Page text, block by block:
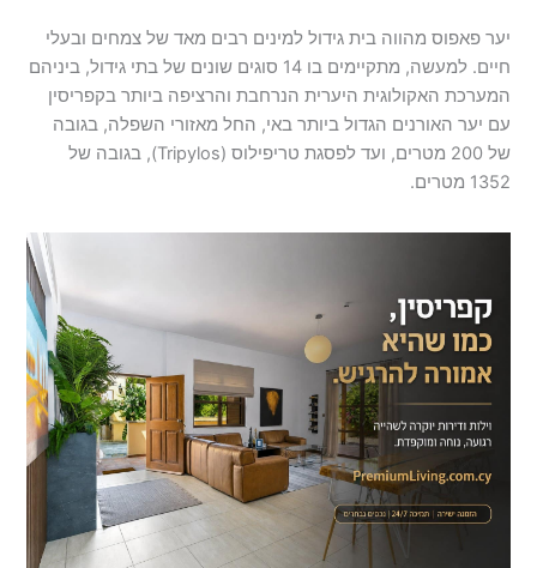
יער פאפוס מהווה בית גידול למינים רבים מאד של צמחים ובעלי
חיים. למעשה, מתקיימים בו 14 סוגים שונים של בתי גידול, ביניהם
המערכת האקולוגית היערית הנרחבת והרציפה ביותר בקפריסין
עם יער האורנים הגדול ביותר באי, החל מאזורי השפלה, בגובה
של 200 מטרים, ועד לפסגת טריפילוס (Tripylos), בגובה של
1352 מטרים.